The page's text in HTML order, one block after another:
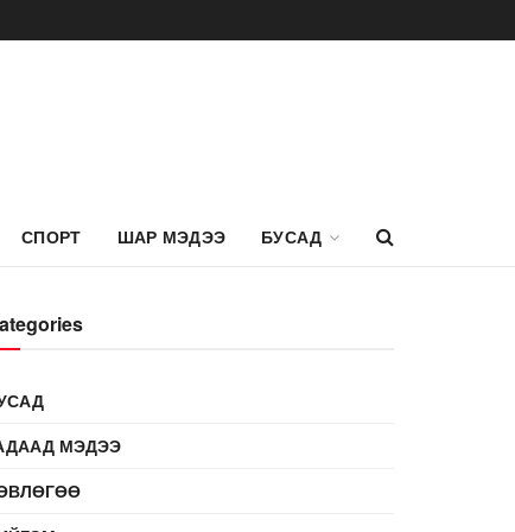
СПОРТ ШАР МЭДЭЭ БУСАД
МЭДЭЭ